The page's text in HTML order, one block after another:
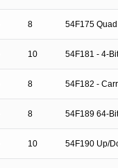
8 54F175
10 54F181 - 4-
8 54F182 -
8 54F189 64-
10 54F190 Up/